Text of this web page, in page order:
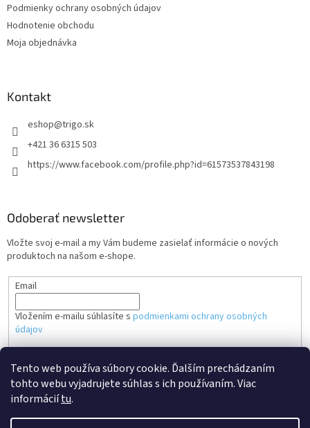
Tento web používa súbory cookie. Ďalším prechádzaním
tohto webu vyjadrujete súhlas s ich používaním. Viac
informáciítu.
Podmienky ochrany osobných údajov
Hodnotenie obchodu
Moja objednávka
Kontakt
eshop@trigo.sk
+421 36 6315 503
https://www.facebook.com/profile.php?id=61573537843198
Odoberať newsletter
Vložte svoj e-mail a my Vám budeme zasielať informácie o nových
produktoch na našom e-shope.
Email
Vložením e-mailu súhlasíte s podmienkami ochrany osobných
údajov
PRIHLÁSIŤ SA